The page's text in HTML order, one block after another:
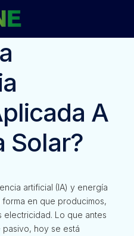
A
Solar?
artificial (IA) y energía
en que producimos,
electricidad. Lo que antes
pasivo, hoy se está